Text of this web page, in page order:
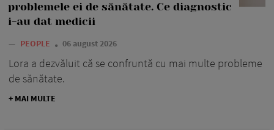
problemele ei de sănătate. Ce diagnostic
i-au dat medicii
— PEOPLE 06 august 2026
Lora a dezvăluit că se confruntă cu mai multe probleme
de sănătate.
+ MAI MULTE